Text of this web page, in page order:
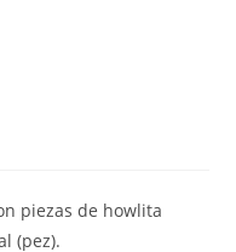
piezas de howlita
(pez).